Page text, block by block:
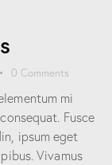
0 Comments
mi
Fusce
ipsum eget
Vivamus